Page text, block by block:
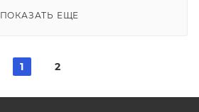
ПОКАЗАТЬ ЕЩЕ
1 2